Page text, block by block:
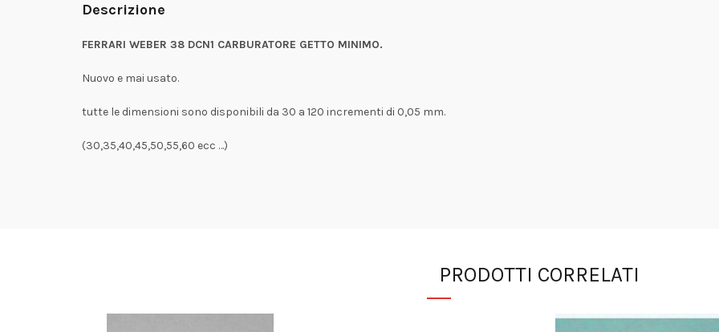
Descrizione
FERRARI WEBER 38 DCN1 CARBURATORE GETTO MINIMO.
Nuovo e mai usato.
tutte le dimensioni sono disponibili da 30 a 120 incrementi di 0,05 mm.
(30,35,40,45,50,55,60 ecc …)
PRODOTTI CORRELATI